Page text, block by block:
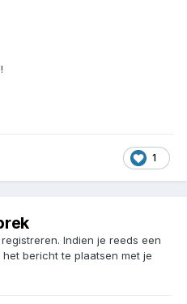
1
Indien je reeds een
het bericht te plaatsen met je